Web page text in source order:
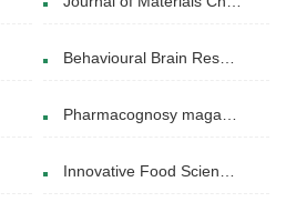
Behavioural Brain Research(28 May 2024)
Pharmacognosy magazine(2016)
Innovative Food Science & Emerging Technologies(December 2020)